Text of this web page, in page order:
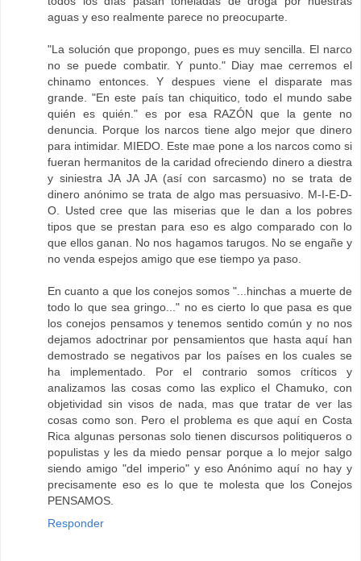
aguas y eso realmente parece no preocuparte.
"La solución que propongo, pues es muy sencilla. El narco
no se puede combatir. Y punto." Diay mae cerremos el
chinamo entonces. Y despues viene el disparate mas
grande. "En este país tan chiquitico, todo el mundo sabe
quién es quién." es por esa RAZÓN que la gente no
denuncia. Porque los narcos tiene algo mejor que dinero
para intimidar. MIEDO. Este mae pone a los narcos como si
fueran hermanitos de la caridad ofreciendo dinero a diestra
y siniestra JA JA JA (así con sarcasmo) no se trata de
dinero anónimo se trata de algo mas persuasivo. M-I-E-D-
O. Usted cree que las miserias que le dan a los pobres
tipos que se prestan para eso es algo comparado con lo
que ellos ganan. No nos hagamos tarugos. No se engañe y
no venda espejos amigo que ese tiempo ya paso.
En cuanto a que los conejos somos "...hinchas a muerte de
todo lo que sea gringo..." no es cierto lo que pasa es que
los conejos pensamos y tenemos sentido común y no nos
dejamos adoctrinar por pensamientos que hasta aquí han
demostrado se negativos par los países en los cuales se
ha implementado. Por el contrario somos críticos y
analizamos las cosas como las explico el Chamuko, con
objetividad sin visos de nada, mas que tratar de ver las
cosas como son. Pero el problema es que aquí en Costa
Rica algunas personas solo tienen discursos politiqueros o
populistas y les da miedo pensar porque a lo mejor salgo
siendo amigo "del imperio" y eso Anónimo aquí no hay y
precisamente eso es lo que te molesta que los Conejos
PENSAMOS.
Responder